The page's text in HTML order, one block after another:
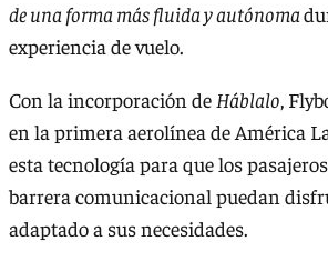
de una forma más fluida y autónoma
experiencia de vuelo.
Con la incorporación de Háblalo,
en la primera aerolínea de América
esta tecnología para que los
barrera comunicacional puedan
adaptado a sus necesidades.